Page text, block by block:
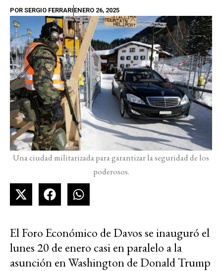
POR SERGIO FERRARI ENERO 26, 2025
Una ciudad militarizada para garantizar la seguridad de los
poderosos.
El Foro Económico de Davos se inauguró el
lunes 20 de enero casi en paralelo a la
asunción en Washington de Donald Trump